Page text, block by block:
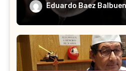
Eduardo Baez